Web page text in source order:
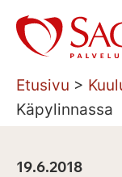
Siirry
sisältöön
Etusivu >
Käpylinnassa
19.6.2018